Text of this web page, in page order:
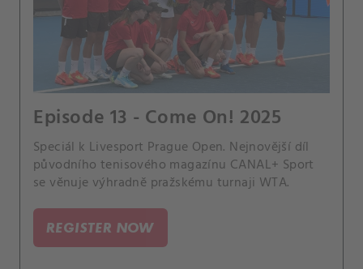
Episode 13 - Come On! 2025
Speciál k Livesport Prague Open. Nejnovější díl
původního tenisového magazínu CANAL+ Sport
se věnuje výhradně pražskému turnaji WTA.
REGISTER NOW